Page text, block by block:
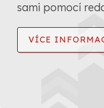
sami pomocí
VÍCE